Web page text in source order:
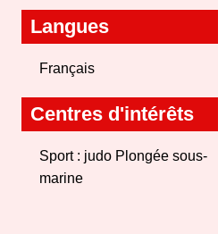
Langues
Français
Centres d'intérêts
Sport : judo Plongée sous-
marine